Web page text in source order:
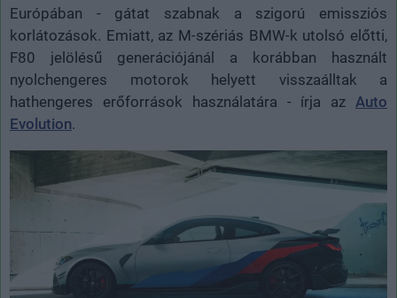
Európában - gátat szabnak a szigorú emissziós
korlátozások. Emiatt, az M-szériás BMW-k utolsó előtti,
F80 jelölésű generációjánál a korábban használt
nyolchengeres motorok helyett visszaálltak a
hathengeres erőforrások használatára - írja az Auto
Evolution.